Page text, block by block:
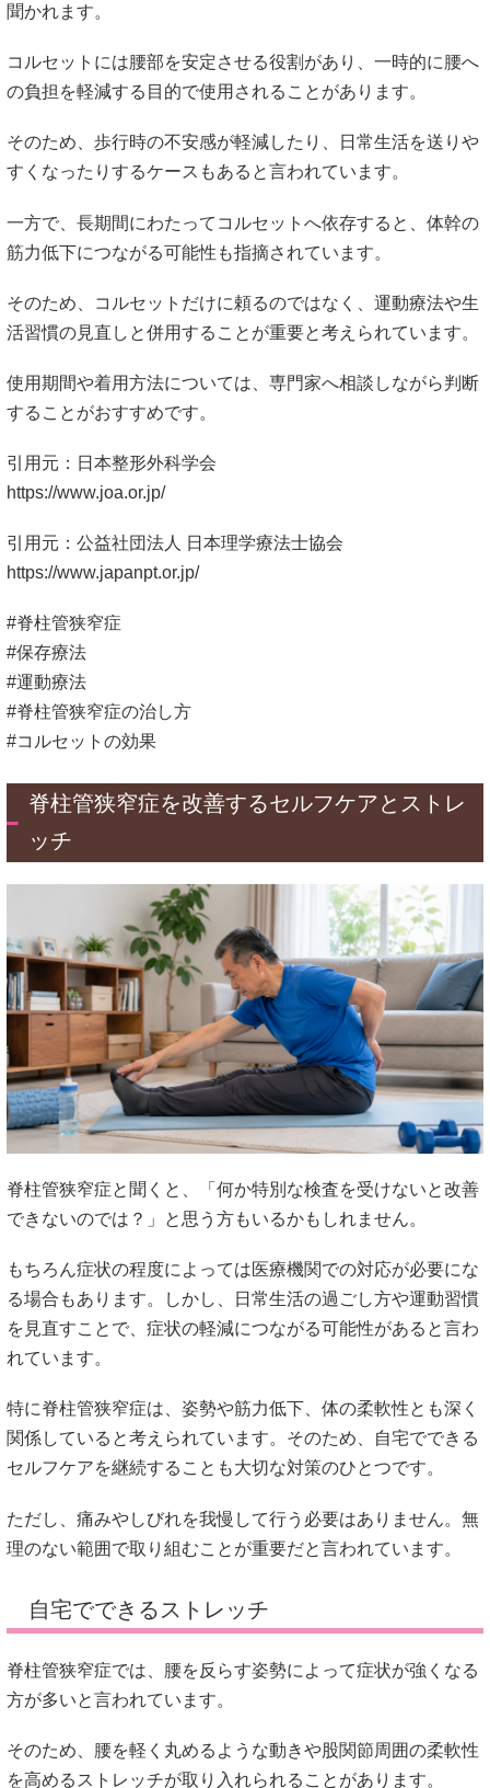
聞かれます。
コルセットには腰部を安定させる役割があり、一時的に腰へ
の負担を軽減する目的で使用されることがあります。
そのため、歩行時の不安感が軽減したり、日常生活を送りや
すくなったりするケースもあると言われています。
一方で、長期間にわたってコルセットへ依存すると、体幹の
筋力低下につながる可能性も指摘されています。
そのため、コルセットだけに頼るのではなく、運動療法や生
活習慣の見直しと併用することが重要と考えられています。
使用期間や着用方法については、専門家へ相談しながら判断
することがおすすめです。
引用元：日本整形外科学会
https://www.joa.or.jp/
引用元：公益社団法人 日本理学療法士協会
https://www.japanpt.or.jp/
#脊柱管狭窄症
#保存療法
#運動療法
#脊柱管狭窄症の治し方
#コルセットの効果
脊柱管狭窄症を改善するセルフケアとストレ
ッチ
脊柱管狭窄症と聞くと、「何か特別な検査を受けないと改善
できないのでは？」と思う方もいるかもしれません。
もちろん症状の程度によっては医療機関での対応が必要にな
る場合もあります。しかし、日常生活の過ごし方や運動習慣
を見直すことで、症状の軽減につながる可能性があると言わ
れています。
特に脊柱管狭窄症は、姿勢や筋力低下、体の柔軟性とも深く
関係していると考えられています。そのため、自宅でできる
セルフケアを継続することも大切な対策のひとつです。
ただし、痛みやしびれを我慢して行う必要はありません。無
理のない範囲で取り組むことが重要だと言われています。
自宅でできるストレッチ
脊柱管狭窄症では、腰を反らす姿勢によって症状が強くなる
方が多いと言われています。
そのため、腰を軽く丸めるような動きや股関節周囲の柔軟性
を高めるストレッチが取り入れられることがあります。